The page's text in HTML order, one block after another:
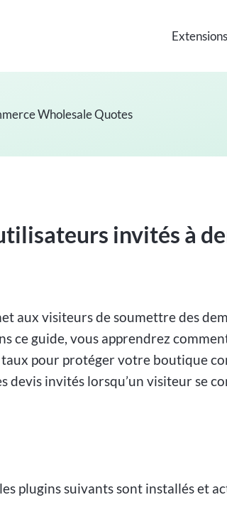
Extensions
Wholesale Quotes
invités à
aux visiteurs de soumettre des
ce guide, vous apprendrez
pour protéger votre boutique
devis invités lorsqu’un visiteur se
plugins suivants sont installés et